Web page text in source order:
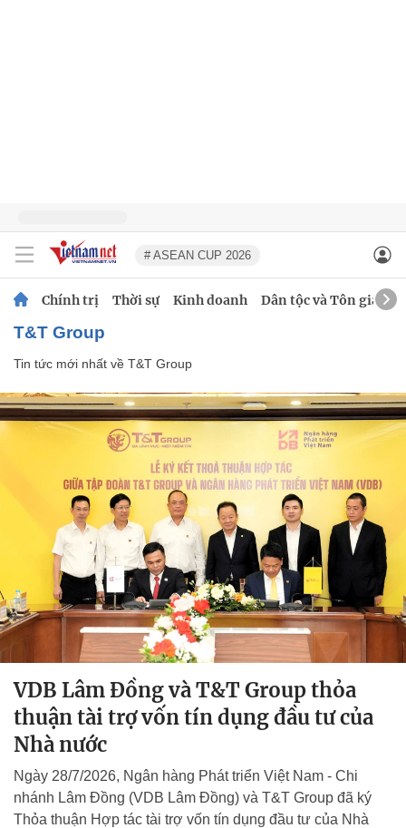
# ASEAN CUP 2026
Chính trị Thời sự Kinh doanh Dân tộc và Tôn giáo
T&T Group
Tin tức mới nhất về T&T Group
VDB Lâm Đồng và T&T Group thỏa
thuận tài trợ vốn tín dụng đầu tư của
Nhà nước
Ngày 28/7/2026, Ngân hàng Phát triển Việt Nam - Chi
nhánh Lâm Đồng (VDB Lâm Đồng) và T&T Group đã ký
Thỏa thuận Hợp tác tài trợ vốn tín dụng đầu tư của Nhà